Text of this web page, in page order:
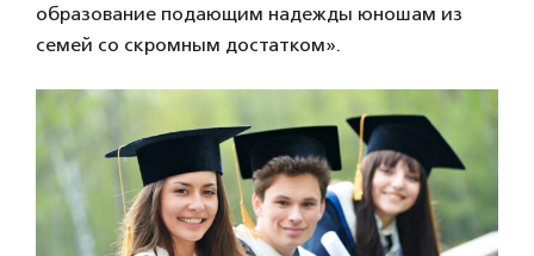
образование подающим надежды юношам из
семей со скромным достатком».